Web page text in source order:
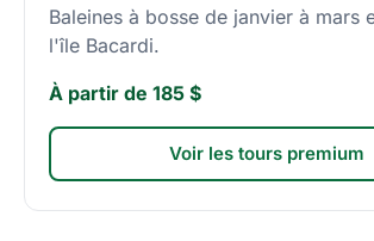
Baleines à bosse de janvier à mars
l'île Bacardi.
À partir de 185 $
Voir les tours premium